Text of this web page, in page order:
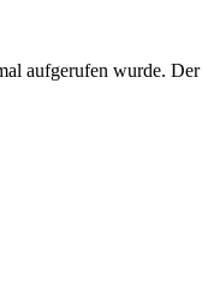
aufgerufen wurde. Der